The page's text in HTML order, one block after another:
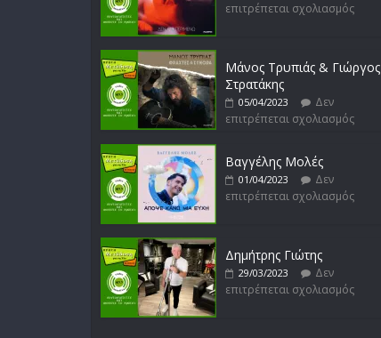
επιτρέπεται σχολιασμός
Μάνος Τρυπιάς & Γιώργος
Στρατάκης
05/04/2023
Δεν
επιτρέπεται σχολιασμός
Βαγγέλης Μολές
01/04/2023
Δεν
επιτρέπεται σχολιασμός
Δημήτρης Γιώτης
29/03/2023
Δεν
επιτρέπεται σχολιασμός